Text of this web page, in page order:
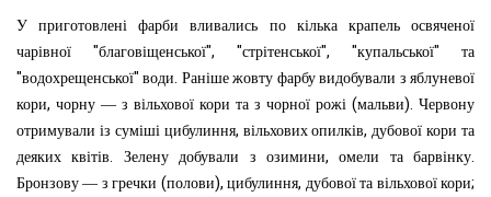
У приготовлені фарби вливались по кілька крапель
освяченої
чарівної
"благовіщенської", "стрітенської", "купальської" та
"водохрещенської"води. Раніше жовту фарбу видобували з яблуневої
кори, чорну — з вільхової кори та з чорної рожі (мальви). Червону
отримували із суміші цибулиння, вільхових опилків,дубової кори та
деяких
квітів. Зелену добували з озимини,омели та барвінку.
Бронзову — з гречки (полови),цибулиння, дубової та вільхової кори;